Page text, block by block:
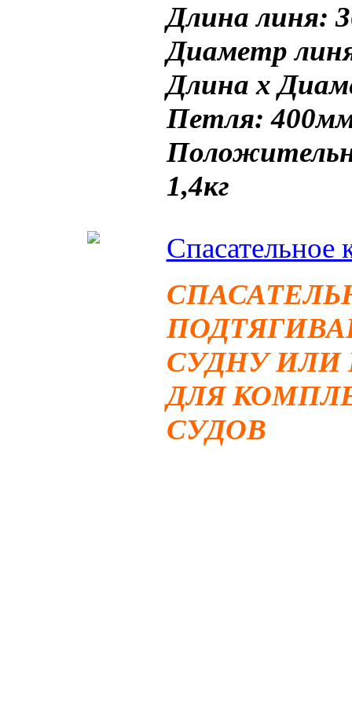
Длина линя:
Диаметр
Длина х
Петля:
1,4кг
Спасательное
СУДНУ ИЛИ
ДЛЯ
СУДОВ